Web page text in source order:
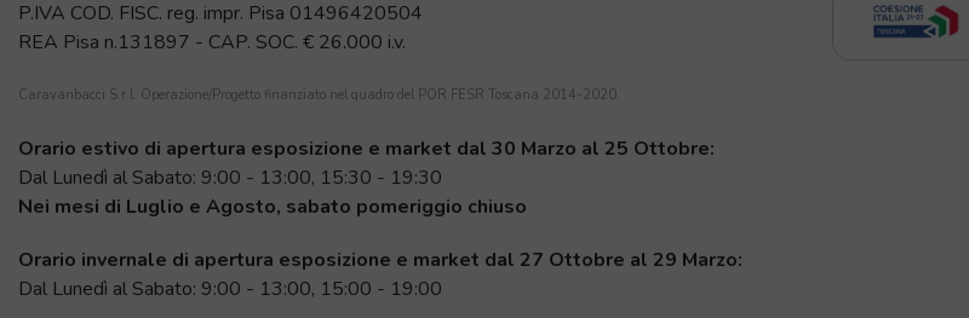
P.IVA COD. FISC. reg. impr. Pisa 01496420504
REA Pisa n.131897 - CAP. SOC. € 26.000 i.v.
Caravanbacci S.r.l. Operazione/Progetto finanziato nel quadro del POR FESR Toscana 2014-2020.
Orario estivo di apertura esposizione e market dal 30 Marzo al 25 Ottobre:
Dal Lunedì al Sabato: 9:00 - 13:00, 15:30 - 19:30
Nei mesi di Luglio e Agosto, sabato pomeriggio chiuso
Orario invernale di apertura esposizione e market dal 27 Ottobre al 29 Marzo:
Dal Lunedì al Sabato: 9:00 - 13:00, 15:00 - 19:00